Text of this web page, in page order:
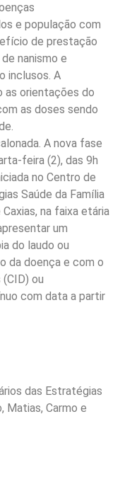
e população com
de prestação
nanismo e
inclusos. A
as orientações do
as doses sendo
A nova fase
feira (2), das 9h
no Centro de
Saúde da Família
na faixa etária
um
do laudo ou
da doença e com o
ou
com data a partir
das Estratégias
Matias, Carmo e